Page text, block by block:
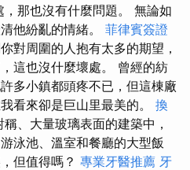
那也沒有什麼問題。 無論如
他紛亂的情緒。 菲律賓簽證
對周圍的人抱有太多的期望，
這也沒什麼壞處。 曾經的紡
多小鎮都頭疼不已，但這棟廠
看來卻是巨山里最美的。 換
、大量玻璃表面的建築中，
泳池、溫室和餐廳的大型飯
但值得嗎？ 專業牙醫推薦 牙